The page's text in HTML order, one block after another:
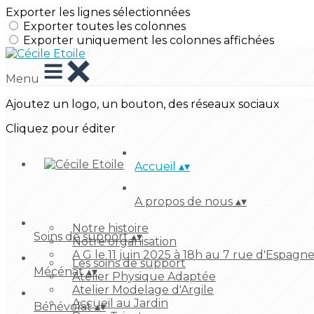
Exporter les lignes sélectionnées
Exporter toutes les colonnes
Exporter uniquement les colonnes affichées
Menu
Ajoutez un logo, un bouton, des réseaux sociaux
Cliquez pour éditer
Accueil ▴▾
A propos de nous ▴▾
Notre histoire
Notre organisation
A G le 11 juin 2025 à 18h au 7 rue d'Espagne
Soins de support▴▾
Les soins de support
Atelier Physique Adaptée
Atelier Modelage d'Argile
Accueil au Jardin
Mécénat▴▾
Bénévolat▴▾